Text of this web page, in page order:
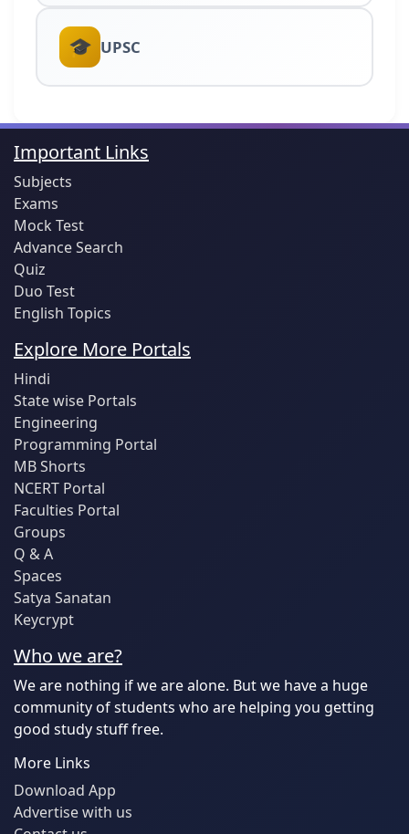
🎓 UPSC
Important Links
Subjects
Exams
Mock Test
Advance Search
Quiz
Duo Test
English Topics
Explore More Portals
Hindi
State wise Portals
Engineering
Programming Portal
MB Shorts
NCERT Portal
Faculties Portal
Groups
Q & A
Spaces
Satya Sanatan
Keycrypt
Who we are?
We are nothing if we are alone. But we have a huge
community of students who are helping you getting
good study stuff free.
More Links
Download App
Advertise with us